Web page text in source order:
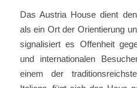
Das Austria House dient
als ein Ort der Orientierung
signalisiert es Offenheit
und internationalen
einem der